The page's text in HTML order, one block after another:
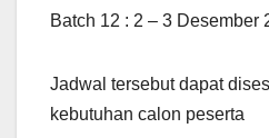
Batch 12 : 2 – 3 Desember
Jadwal tersebut dapat
kebutuhan calon peserta